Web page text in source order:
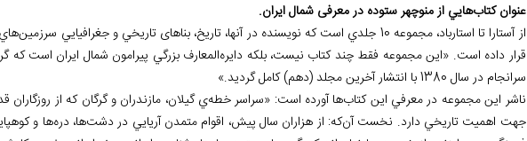
عنوان كتابهايي از منوچهر ستوده در معرفی شمال ایران.
از آستارا تا استارباد، مجموعه 10 جلدي است كه نويسنده در آن‏ها، تاريخ، بناهای تاريخي و جغرافيايي سرزمين
قرار داده است. «اين مجموعه فقط چند كتاب نيست، بلكه دايرهالمعارف بزرگي پيرامون شمال ايران است كه
سرانجام در سال 1380 با انتشار آخرين مجلد (دهم) كامل گرديد.»
ناشر اين مجموعه در معرفي اين كتابها آورده است: «سراسر خطهي گيلان، مازندران و گرگان كه از روزگاران
جهت اهميت تاريخي دارد. نخست آنكه: از هزاران سال پيش، اقوام متمدن آريايي در دشتها، درهها و